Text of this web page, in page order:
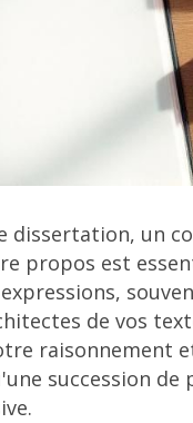
dissertation, un
propos est
de vos
raisonnement
succession